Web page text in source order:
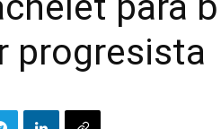
progresista